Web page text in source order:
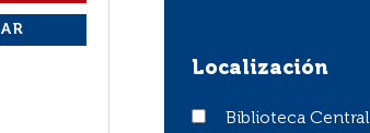
Localización
Biblioteca Central
Biblioteca Central